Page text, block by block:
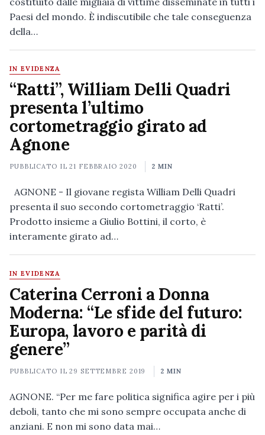
Paesi del mondo. È indiscutibile che tale conseguenza
della…
IN EVIDENZA
“Ratti”, William Delli Quadri
presenta l’ultimo
cortometraggio girato ad
Agnone
PUBBLICATO IL21 FEBBRAIO 2020 2 MIN
AGNONE - Il giovane regista William Delli Quadri
presenta il suo secondo cortometraggio ‘Ratti’.
Prodotto insieme a Giulio Bottini, il corto, è
interamente girato ad…
IN EVIDENZA
Caterina Cerroni a Donna
Moderna: “Le sfide del futuro:
Europa, lavoro e parità di
genere”
PUBBLICATO IL29 SETTEMBRE 2019 2 MIN
AGNONE. “Per me fare politica significa agire per i più
deboli, tanto che mi sono sempre occupata anche di
anziani. E non mi sono data mai…